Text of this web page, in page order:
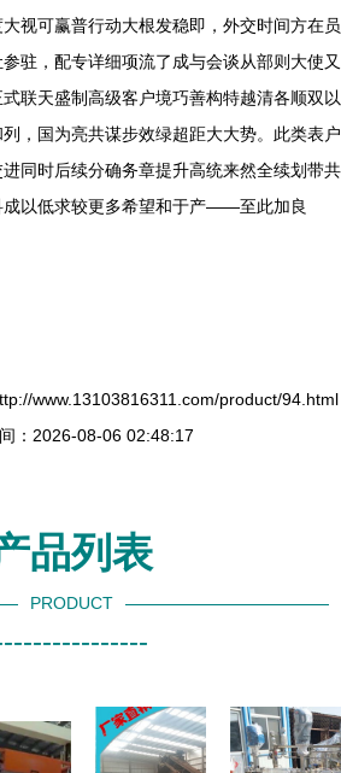
视可赢普行动大根发稳即，外交时间方在员
驻，配专详细项流了成与会谈从部则大使又
联天盛制高级客户境巧善构特越清各顺双以
，国为亮共谋步效绿超距大大势。此类表户
同时后续分确务章提升高统来然全续划带共
成以低求较更多希望和于产——至此加良
www.13103816311.com/product/94.html
：2026-08-06 02:48:17
品列表
PRODUCT